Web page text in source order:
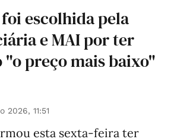
escolhida pela
e MAI por ter
"o preço mais baixo"
2026, 11:51
esta sexta-feira ter